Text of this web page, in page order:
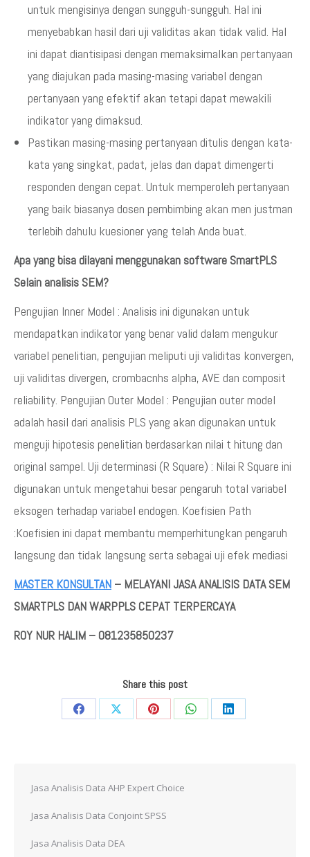
untuk mengisinya dengan sungguh-sungguh. Hal ini
menyebabkan hasil dari uji validitas akan tidak valid. Hal
ini dapat diantisipasi dengan memaksimalkan pertanyaan
yang diajukan pada masing-masing variabel dengan
pertanyaan yang efektif akan tetapi dapat mewakili
indikator yang dimaksud.
Pastikan masing-masing pertanyaan ditulis dengan kata-
kata yang singkat, padat, jelas dan dapat dimengerti
responden dengan cepat. Untuk memperoleh pertanyaan
yang baik biasanya dosen pembimbing akan men justman
terlebih dahulu kuesioner yang telah Anda buat.
Apa yang bisa dilayani menggunakan software SmartPLS
Selain analisis SEM?
Pengujian Inner Model : Analisis ini digunakan untuk
mendapatkan indikator yang benar valid dalam mengukur
variabel penelitian, pengujian meliputi uji validitas konvergen,
uji validitas divergen, crombacnhs alpha, AVE dan composit
reliability. Pengujian Outer Model : Pengujian outer model
adalah hasil dari analisis PLS yang akan digunakan untuk
menguji hipotesis penelitian berdasarkan nilai t hitung dan
original sampel. Uji determinasi (R Square) : Nilai R Square ini
digunakan untuk mengetahui besar pengaruh total variabel
eksogen terhadap variabel endogen. Koefisien Path
:Koefisien ini dapat membantu memperhitungkan pengaruh
langsung dan tidak langsung serta sebagai uji efek mediasi
MASTER KONSULTAN – MELAYANI JASA ANALISIS DATA SEM
SMARTPLS DAN WARPPLS CEPAT TERPERCAYA
ROY NUR HALIM – 081235850237
Share this post
Share
Share
Share
Share
Share
Jasa Analisis Data AHP Expert Choice
Jasa Analisis Data Conjoint SPSS
Jasa Analisis Data DEA